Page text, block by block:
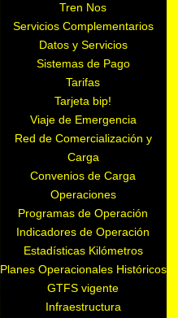
Tren Nos
Servicios Complementarios
Datos y Servicios
Sistemas de Pago
Tarifas
Tarjeta bip!
Viaje de Emergencia
Red de Comercialización y
Carga
Convenios de Carga
Operaciones
Programas de Operación
Indicadores de Operación
Estadísticas Kilómetros
Planes Operacionales Históricos
GTFS vigente
Infraestructura